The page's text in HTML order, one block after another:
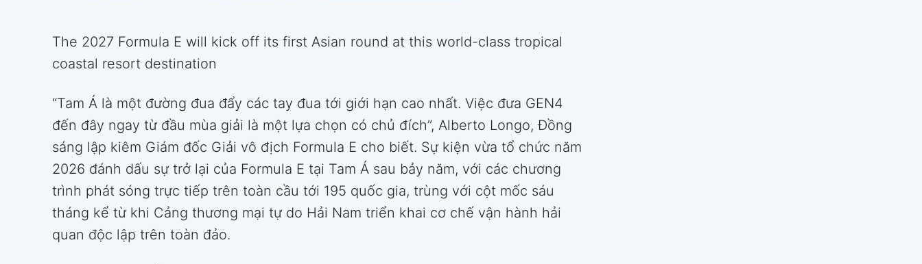
The 2027 Formula E will kick off its first Asian round at this world-class tropical
coastal resort destination
“Tam Á là một đường đua đẩy các tay đua tới giới hạn cao nhất. Việc đưa GEN4
đến đây ngay từ đầu mùa giải là một lựa chọn có chủ đích”, Alberto Longo, Đồng
sáng lập kiêm Giám đốc Giải vô địch Formula E cho biết. Sự kiện vừa tổ chức năm
2026 đánh dấu sự trở lại của Formula E tại Tam Á sau bảy năm, với các chương
trình phát sóng trực tiếp trên toàn cầu tới 195 quốc gia, trùng với cột mốc sáu
tháng kể từ khi Cảng thương mại tự do Hải Nam triển khai cơ chế vận hành hải
quan độc lập trên toàn đảo.